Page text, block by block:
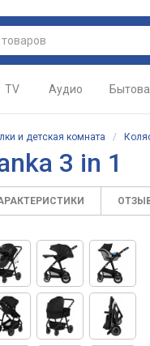
TV Аудио
и детская комната /
3 in 1